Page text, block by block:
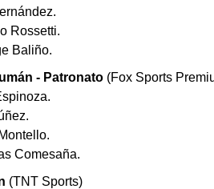
Rossetti.
Baliño.
- Patronato (Fox Sports
Comesaña.
(TNT Sports)